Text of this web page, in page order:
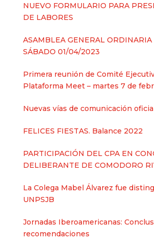
NUEVO FORMULARIO PARA
DE LABORES
ASAMBLEA GENERAL ORDINARIA
SÁBADO 01/04/2023
Primera reunión de Comité
Plataforma Meet – martes 7 de
Nuevas vías de comunicación
FELICES FIESTAS. Balance 2022
PARTICIPACIÓN DEL CPA EN
DELIBERANTE DE COMODORO
La Colega Mabel Álvarez fue
UNPSJB
Jornadas Iberoamericanas:
recomendaciones